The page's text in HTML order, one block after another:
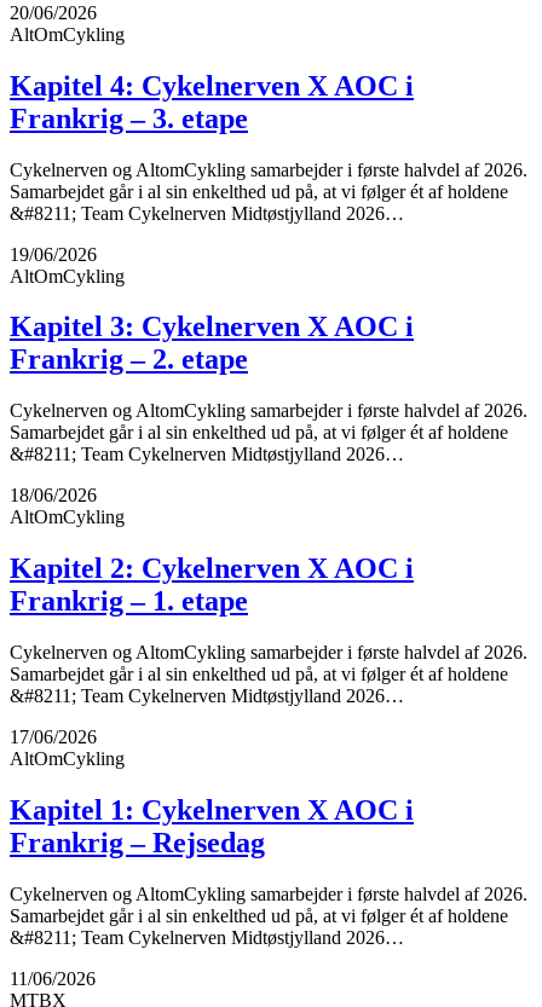
20/06/2026
AltOmCykling
Kapitel 4: Cykelnerven X AOC i
Frankrig – 3. etape
Cykelnerven og AltomCykling samarbejder i første halvdel af 2026.
Samarbejdet går i al sin enkelthed ud på, at vi følger ét af holdene
&#8211; Team Cykelnerven Midtøstjylland 2026…
19/06/2026
AltOmCykling
Kapitel 3: Cykelnerven X AOC i
Frankrig – 2. etape
Cykelnerven og AltomCykling samarbejder i første halvdel af 2026.
Samarbejdet går i al sin enkelthed ud på, at vi følger ét af holdene
&#8211; Team Cykelnerven Midtøstjylland 2026…
18/06/2026
AltOmCykling
Kapitel 2: Cykelnerven X AOC i
Frankrig – 1. etape
Cykelnerven og AltomCykling samarbejder i første halvdel af 2026.
Samarbejdet går i al sin enkelthed ud på, at vi følger ét af holdene
&#8211; Team Cykelnerven Midtøstjylland 2026…
17/06/2026
AltOmCykling
Kapitel 1: Cykelnerven X AOC i
Frankrig – Rejsedag
Cykelnerven og AltomCykling samarbejder i første halvdel af 2026.
Samarbejdet går i al sin enkelthed ud på, at vi følger ét af holdene
&#8211; Team Cykelnerven Midtøstjylland 2026…
11/06/2026
MTBX